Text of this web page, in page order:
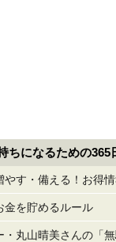
ちになるための365
やす・備える！お得
金を貯めるルール
・丸山晴美さんの「